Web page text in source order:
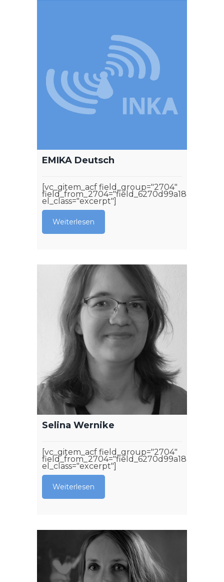
EMIKA Deutsch
[vc_gitem_acf field_group="2704"
field_from_2704="field_6270d99a18aa4"
el_class="excerpt"]
Weiterlesen
Selina Wernike
[vc_gitem_acf field_group="2704"
field_from_2704="field_6270d99a18aa4"
el_class="excerpt"]
Weiterlesen